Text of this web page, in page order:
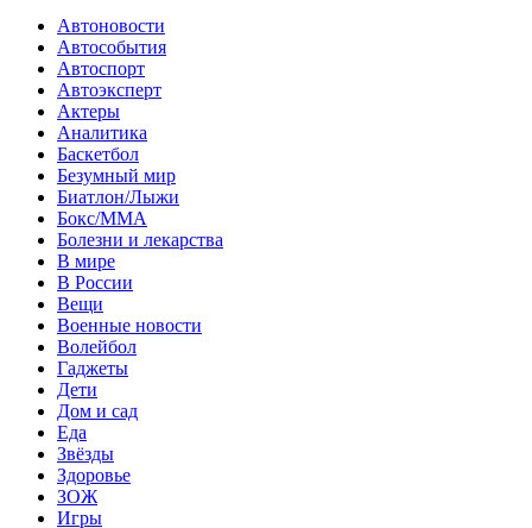
Автоновости
Автособытия
Автоспорт
Автоэксперт
Актеры
Аналитика
Баскетбол
Безумный мир
Биатлон/Лыжи
Бокс/MMA
Болезни и лекарства
В мире
В России
Вещи
Военные новости
Волейбол
Гаджеты
Дети
Дом и сад
Еда
Звёзды
Здоровье
ЗОЖ
Игры